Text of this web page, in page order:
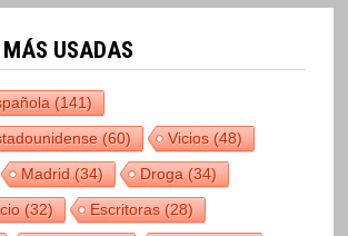
MÁS USADAS
(141)
(60) Vicios(48)
Madrid(34) Droga(34)
(32) Escritoras(28)